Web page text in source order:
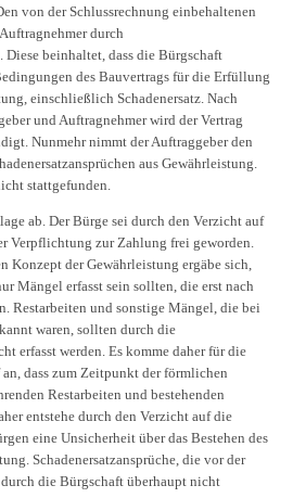
von der Schlussrechnung einbehaltenen
durch
Diese beinhaltet, dass die Bürgschaft
des Bauvertrags für die Erfüllung
einschließlich Schadenersatz. Nach
und Auftragnehmer wird der Vertrag
Nunmehr nimmt der Auftraggeber den
aus Gewährleistung.
stattgefunden.
ab. Der Bürge sei durch den Verzicht auf
Verpflichtung zur Zahlung frei geworden.
Konzept der Gewährleistung ergäbe sich,
Mängel erfasst sein sollten, die erst nach
Restarbeiten und sonstige Mängel, die bei
waren, sollten durch die
erfasst werden. Es komme daher für die
dass zum Zeitpunkt der förmlichen
Restarbeiten und bestehenden
entstehe durch den Verzicht auf die
eine Unsicherheit über das Bestehen des
Schadenersatzansprüche, die vor der
die Bürgschaft überhaupt nicht